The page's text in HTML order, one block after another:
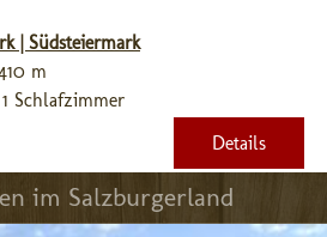
| Südsteiermark
m
Schlafzimmer
Details
im Salzburgerland